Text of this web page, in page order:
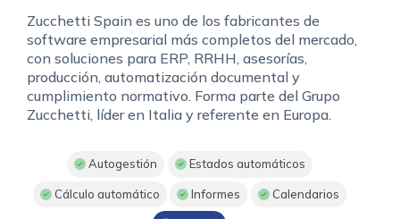
Zucchetti Spain es uno de los fabricantes de
software empresarial más completos del mercado,
con soluciones para ERP, RRHH, asesorías,
producción, automatización documental y
cumplimiento normativo. Forma parte del Grupo
Zucchetti, líder en Italia y referente en Europa.
Autogestión Estados automáticos
Cálculo automático Informes Calendarios